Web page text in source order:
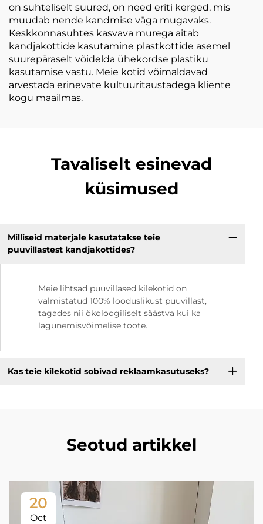
on suhteliselt suured, on need eriti kerged, mis
muudab nende kandmise väga mugavaks.
Keskkonnasuhtes kasvava murega aitab
kandjakottide kasutamine plastkottide asemel
suurepäraselt võidelda ühekordse plastiku
kasutamise vastu. Meie kotid võimaldavad
arvestada erinevate kultuuritaustadega kliente
kogu maailmas.
Tavaliselt esinevad
küsimused
Milliseid materjale kasutatakse teie
puuvillastest kandjakottides?
Meie lihtsad puuvillased kilekotid on
valmistatud 100% looduslikust puuvillast,
tagades nii ökoloogiliselt säästva kui ka
lagunemisvõimelise toote.
Kas teie kilekotid sobivad reklaamkasutuseks?
Seotud artikkel
20
Oct